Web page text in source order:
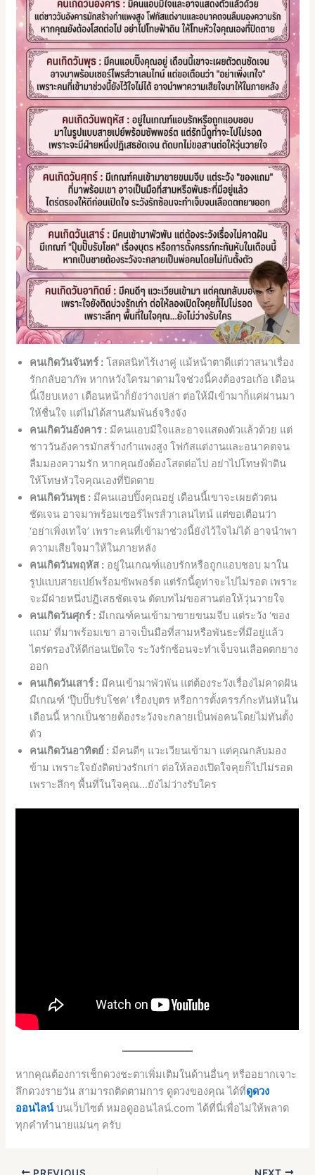
คนเกิดวันจันทร์ : โสดสนิทไร้เงาคู่ แม้หน้าตาดีแต่วาสนาเรื่อง
รักกลับอาภัพ หากหวังใครมาดามใจช่วงนี้คงต้องรอเก้อ เดือน
นี้เงียบเหงา เดือนหน้าก็ยังว่างเปล่า ต่อให้มีเข้ามาก็แค่ผ่านมา
ให้ชื่นใจ แต่ไม่ได้สานสัมพันธ์จริงจัง
คนเกิดวันอังคาร : มีคนแอบมีใจและอาจแสดงตัวแล้วด้วย แต่
ชาววันอังคารมักสร้างกำแพงสูง โฟกัสแต่งานและอนาคตจน
ลืมมองความรัก หากคุณยังต้องโสดต่อไป อย่าไปโทษฟ้าดิน
ให้โทษหัวใจคุณเองที่ปิดตาย
คนเกิดวันพุธ : มีคนแอบปิ๊งคุณอยู่ เดือนนี้เขาจะเผยตัวตน
ชัดเจน อาจมาพร้อมเซอร์ไพรส์วาเลนไทน์ แต่ขอเตือนว่า
‘อย่าเพิ่งเทใจ’ เพราะคนที่เข้ามาช่วงนี้ยังไว้ใจไม่ได้ อาจนำพา
ความเสียใจมาให้ในภายหลัง
คนเกิดวันพฤหัส : อยู่ในเกณฑ์แอบรักหรือถูกแอบชอบ มาใน
รูปแบบสายเปย์พร้อมซัพพอร์ต แต่รักนี้ดูท่าจะไปไม่รอด เพราะ
จะมีฝ่ายหนึ่งปฏิเสธชัดเจน ตัดบทไม่ขอสานต่อให้วุ่นวายใจ
คนเกิดวันศุกร์ : มีเกณฑ์คนเข้ามาขายขนมจีบ แต่ระวัง ‘ของ
แถม’ ที่มาพร้อมเขา อาจเป็นมือที่สามหรือพันธะที่มีอยู่แล้ว
ไตร่ตรองให้ดีก่อนเปิดใจ ระวังรักซ้อนจะทำเจ็บจนเลือดตกยาง
ออก
คนเกิดวันเสาร์ : มีคนเข้ามาพัวพัน แต่ต้องระวังเรื่องไม่คาดฝัน
มีเกณฑ์ ‘ปุ๊บปั๊บรับโชค’ เรื่องบุตร หรือการตั้งครรภ์กะทันหันใน
เดือนนี้ หากเป็นชายต้องระวังจะกลายเป็นพ่อคนโดยไม่ทันตั้ง
ตัว
คนเกิดวันอาทิตย์ : มีคนดีๆ แวะเวียนเข้ามา แต่คุณกลับมอง
ข้าม เพราะใจยังติดบ่วงรักเก่า ต่อให้ลองเปิดใจคุยก็ไปไม่รอด
เพราะลึกๆ พื้นที่ในใจคุณ…ยังไม่ว่างรับใคร
หากคุณต้องการเช็กดวงชะตาเพิ่มเติมในด้านอื่นๆ หรืออยากเจาะ
ลึกดวงรายวัน สามารถติดตามการ ดูดวงของคุณ ได้ที่ดูดวง
ออนไลน์บนเว็บไซต์ หมอดูออนไลน์.com ได้ที่นี่เพื่อไม่ให้พลาด
ทุกคำทำนายแม่นๆ ครับ
PREVIOUS NEXT